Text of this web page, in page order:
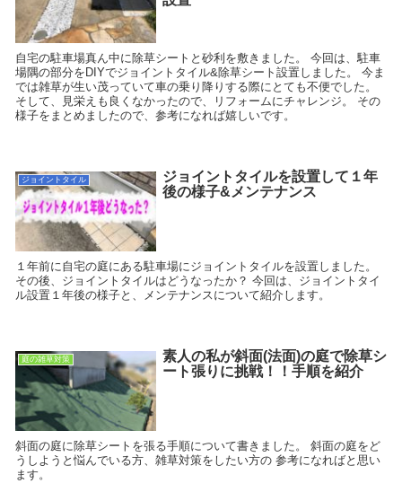
自宅の駐車場真ん中に除草シートと砂利を敷きました。 今回は、駐車
場隅の部分をDIYでジョイントタイル&除草シート設置しました。 今ま
では雑草が生い茂っていて車の乗り降りする際にとても不便でした。
そして、見栄えも良くなかったので、リフォームにチャレンジ。 その
様子をまとめましたので、参考になれば嬉しいです。
ジョイントタイル
ジョイントタイルを設置して１年
後の様子&メンテナンス
１年前に自宅の庭にある駐車場にジョイントタイルを設置しました。
その後、ジョイントタイルはどうなったか？ 今回は、ジョイントタイ
ル設置１年後の様子と、メンテナンスについて紹介します。
庭の雑草対策
素人の私が斜面(法面)の庭で除草シ
ート張りに挑戦！！手順を紹介
斜面の庭に除草シートを張る手順について書きました。 斜面の庭をど
うしようと悩んでいる方、雑草対策をしたい方の 参考になればと思い
ます。